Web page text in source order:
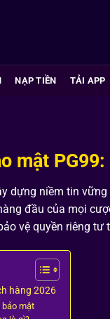
NẠP TIỀN TẢI APP
mật
dựng niềm tin
đầu của mọi
vệ quyền riêng tư
hàng 2026
bảo mật